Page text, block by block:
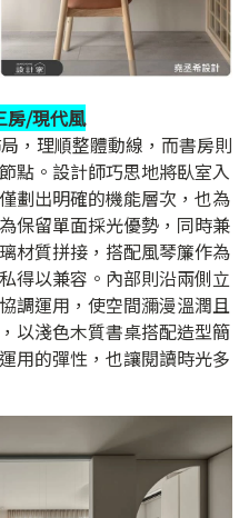
房/現代風
，理順整體動線，而書房則
點。設計師巧思地將臥室入
劃出明確的機能層次，也為
保留單面採光優勢，同時兼
材質拼接，搭配風琴簾作為
得以兼容。內部則沿兩側立
調運用，使空間瀰漫溫潤且
以淺色木質書桌搭配造型簡
用的彈性，也讓閱讀時光多